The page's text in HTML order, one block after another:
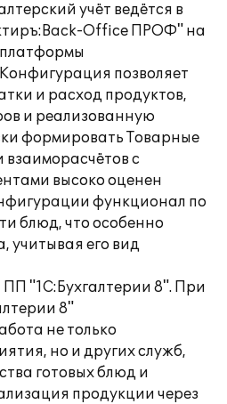
учёт ведётся в
Office ПРОФ" на
позволяет
и расход продуктов,
и реализованную
формировать Товарные
взаиморасчётов с
высоко оценен
функционал по
блюд, что особенно
учитывая его вид
"1С:Бухгалтерии 8". При
8"
не только
но и других служб,
готовых блюд и
продукции через